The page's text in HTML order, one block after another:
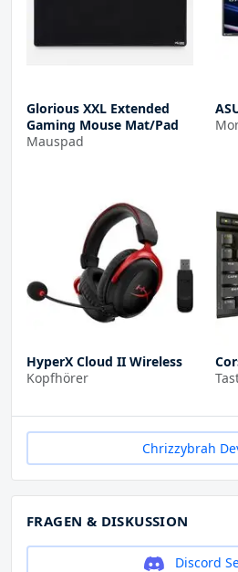
Glorious XXL Extended
Gaming Mouse Mat/Pad
Mauspad
HyperX Cloud II Wireless
Kopfhörer
Chrizzybrah
FRAGEN & DISKUSSION
Discord